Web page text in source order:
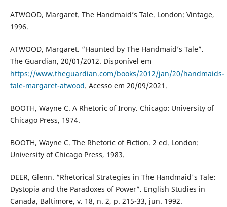
ATWOOD, Margaret. The Handmaid’s Tale. London: Vintage,
1996.
ATWOOD, Margaret. “Haunted by The Handmaid’s Tale”.
The Guardian, 20/01/2012. Disponível em
https://www.theguardian.com/books/2012/jan/20/handmaids-
tale-margaret-atwood. Acesso em 20/09/2021.
BOOTH, Wayne C. A Rhetoric of Irony. Chicago: University of
Chicago Press, 1974.
BOOTH, Wayne C. The Rhetoric of Fiction. 2 ed. London:
University of Chicago Press, 1983.
DEER, Glenn. “Rhetorical Strategies in The Handmaid's Tale:
Dystopia and the Paradoxes of Power”. English Studies in
Canada, Baltimore, v. 18, n. 2, p. 215-33, jun. 1992.